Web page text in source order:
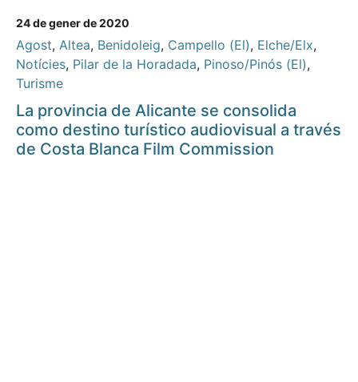
24 de gener de 2020
Agost, Altea, Benidoleig, Campello (El), Elche/Elx,
Notícies, Pilar de la Horadada, Pinoso/Pinós (El),
Turisme
La provincia de Alicante se consolida
como destino turístico audiovisual a través
de Costa Blanca Film Commission